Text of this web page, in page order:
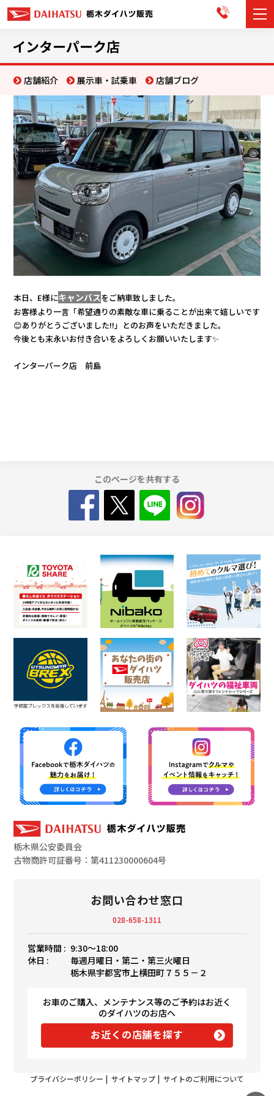
展示車・試乗車
店舗情報
お知らせ
イベント・キャンペーン
ご購入者サポート
アフターサポート
インターパーク店
店舗紹介 展示車・試乗車 店舗ブログ
本日、E様にキャンバスをご納車致しました。
お客様より一言「希望通りの素敵な車に乗ることが出来て嬉しいです
😊ありがとうございました!!」とのお声をいただきました。
今後とも末永いお付き合いをよろしくお願いいたします✨
インターパーク店 前島
このページを共有する
栃木県公安委員会
古物商許可証番号：第411230000604号
お問い合わせ窓口
028-658-1311
営業時間 : 9:30〜18:00
休日 :
毎週月曜日・第二・第三火曜日
栃木県宇都宮市上横田町７５５－２
お車のご購入、メンテナンス等のご予約はお近く
のダイハツのお店へ
お近くの店舗を探す
プライバシーポリシー | サイトマップ | サイトのご利用について